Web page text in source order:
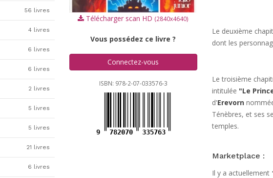
Télécharger scan HD (2840x4640)
Vous possédez ce livre ?
Connectez-vous
ISBN: 978-2-07-033576-3
9 782070 335763
Le deuxième
dont les
Le troisième
intitulée "Le
d'Erevorn
Ténèbres, et ses
temples.
Marketplace :
Il y a actuellement
56 livres
4 livres
6 livres
6 livres
2 livres
5 livres
5 livres
21 livres
6 livres